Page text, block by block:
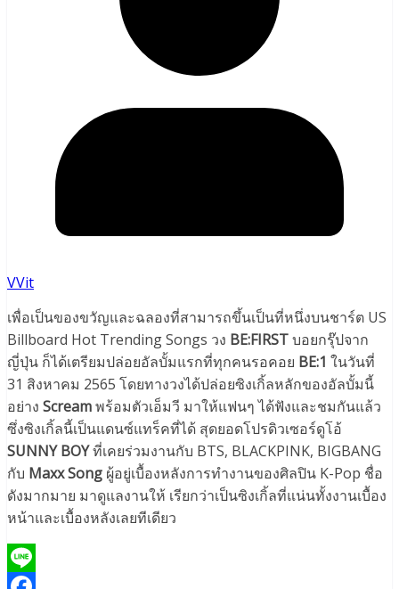
VVit
เพื่อเป็นของขวัญและฉลองที่สามารถขึ้นเป็นที่หนึ่งบนชาร์ต US
Billboard Hot Trending Songs วง BE:FIRSTบอยกรุ๊ปจาก
ญี่ปุ่น ก็ได้เตรียมปล่อยอัลบั้มแรกที่ทุกคนรอคอย BE:1 ในวันที่
31 สิงหาคม 2565 โดยทางวงได้ปล่อยซิงเกิ้ลหลักของอัลบั้มนี้
อย่าง Screamพร้อมตัวเอ็มวี มาให้แฟนๆ ได้ฟังและชมกันแล้ว
ซึ่งซิงเกิ้ลนี้เป็นแดนซ์แทร็คที่ได้ สุดยอดโปรดิวเซอร์ดูโอ้
SUNNY BOYที่เคยร่วมงานกับ BTS, BLACKPINK, BIGBANG
กับ Maxx Song ผู้อยู่เบื้องหลังการทำงานของศิลปิน K-Pop ชื่อ
ดังมากมาย มาดูแลงานให้ เรียกว่าเป็นซิงเกิ้ลที่แน่นทั้งงานเบื้อง
หน้าและเบื้องหลังเลยทีเดียว